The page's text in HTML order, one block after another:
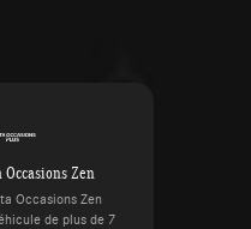
Occasions Zen
Occasions Zen
de plus de 7